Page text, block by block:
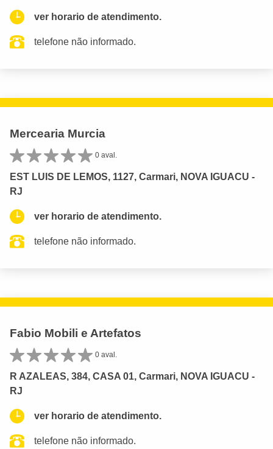
ver horario de atendimento.
telefone não informado.
Mercearia Murcia
0 aval.
EST LUIS DE LEMOS, 1127, Carmari, NOVA IGUACU -
RJ
ver horario de atendimento.
telefone não informado.
Fabio Mobili e Artefatos
0 aval.
R AZALEAS, 384, CASA 01, Carmari, NOVA IGUACU -
RJ
ver horario de atendimento.
telefone não informado.